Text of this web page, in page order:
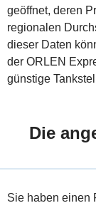
geöffnet, deren
regionalen
dieser Daten
der ORLEN
günstige
Die
Sie haben einen